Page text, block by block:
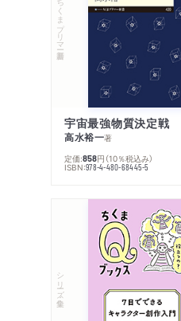
ちくまプリマー新書
宇宙最強物質決定戦
高水裕一著
定価:858円 （10％税込み）
ISBN:978-4-480-68445-5
シリーズ・全集